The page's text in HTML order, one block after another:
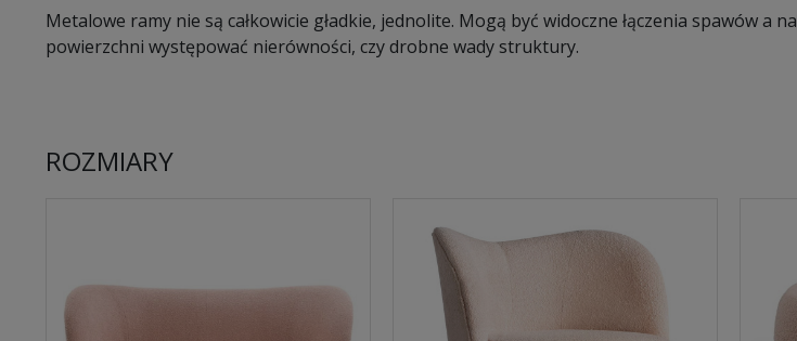
Metalowe ramy nie są całkowicie gładkie, jednolite. Mogą być widoczne łączenia spawów a na
powierzchni występować nierówności, czy drobne wady struktury.
ROZMIARY